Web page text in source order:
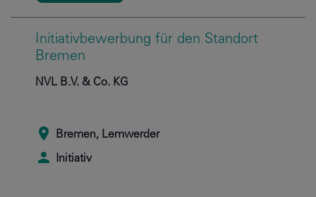
Initiativbewerbung für den Standort
Bremen
NVL B.V. & Co. KG
Bremen, Lemwerder
Initiativ